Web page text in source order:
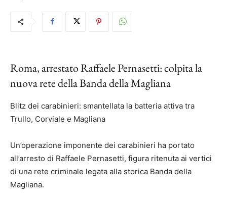
Roma, arrestato Raffaele Pernasetti: colpita la
nuova rete della Banda della Magliana
Blitz dei carabinieri: smantellata la batteria attiva tra
Trullo, Corviale e Magliana
Un’operazione imponente dei carabinieri ha portato
all’arresto di Raffaele Pernasetti, figura ritenuta ai vertici
di una rete criminale legata alla storica Banda della
Magliana.